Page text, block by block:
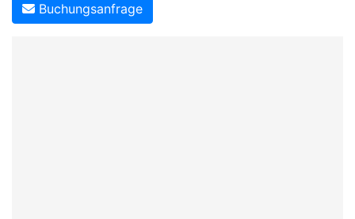
Buchungsanfrage